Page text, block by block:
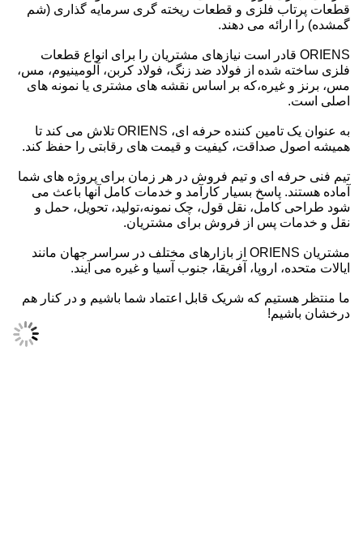
قطعات پرتاب فلزی و قطعات ریخته گری سرمایه گذاری (شم
گمشده) را ارائه می دهند.
ORIENS قادر است نیازهای مشتریان را برای انواع قطعات
فلزی ساخته شده از فولاد ضد زنگ، فولاد کربن، آلومینیوم، مس،
مس، برنز و غیره،که بر اساس نقشه های مشتری یا نمونه های
اصلی است.
به عنوان یک تامین کننده حرفه ای، ORIENS تلاش می کند تا
همیشه اصول صداقت، کیفیت و قیمت های رقابتی را حفظ کند.
تیم فنی حرفه ای و تیم فروش در هر زمان برای پروژه های شما
آماده هستند. پاسخ بسیار کارآمد و خدمات کامل آنها باعث می
شود طراحی کامل، نقل قول، چک نمونه،تولید، تحویل، حمل و
نقل و خدمات پس از فروش برای مشتریان.
مشتریان ORIENS از بازارهای مختلف در سراسر جهان مانند
ایالات متحده، اروپا، آفریقا، جنوب آسیا و غیره می آیند.
ما منتظر هستیم که شریک قابل اعتماد شما باشیم و در کنار هم
درخشان باشیم!